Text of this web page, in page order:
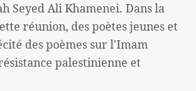
Seyed Ali Khamenei. Dans la
réunion, des poètes jeunes et
des poèmes sur l'Imam
palestinienne et